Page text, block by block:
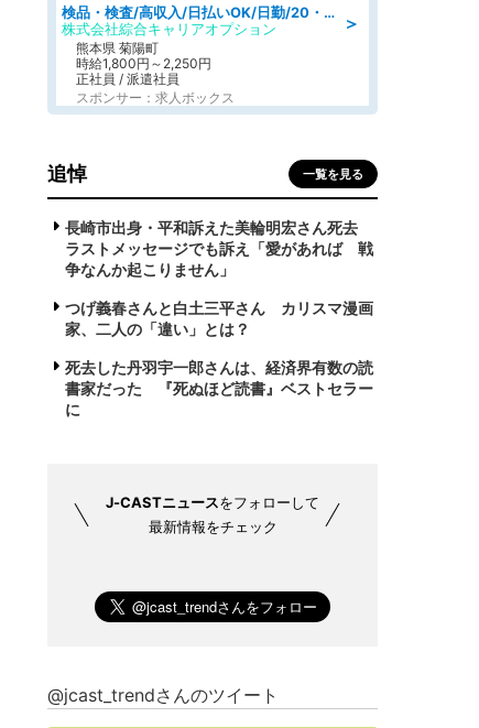
＞
検品・検査/高収入/日払いOK/日勤/20・30・40代活躍中/製造 工場
株式会社綜合キャリアオプション
熊本県 菊陽町
時給1,800円～2,250円
正社員 / 派遣社員
スポンサー：求人ボックス
追悼 一覧を見る
長崎市出身・平和訴えた美輪明宏さん死去
ラストメッセージでも訴え「愛があれば 戦
争なんか起こりません」
つげ義春さんと白土三平さん カリスマ漫画
家、二人の「違い」とは？
死去した丹羽宇一郎さんは、経済界有数の読
書家だった 『死ぬほど読書』ベストセラー
に
J-CASTニュースをフォローして
最新情報をチェック
@jcast_trendさんのツイート